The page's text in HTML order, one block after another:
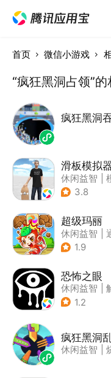
首页 微信小游戏
“疯狂黑洞占领”
疯狂黑洞
滑板模拟
休闲益智
| 卡通
3.8
超级玛丽
休闲益智
| 儿童游戏
1.9
恐怖之眼
休闲益智
| 单机
1.2
疯狂黑洞
休闲益智